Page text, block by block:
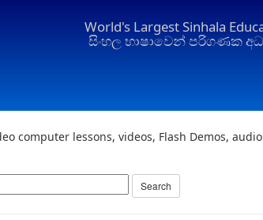
World's Largest Sinhala
සිංහල භාෂාවෙන් පරිගණක
computer lessons, videos, Flash Demos,